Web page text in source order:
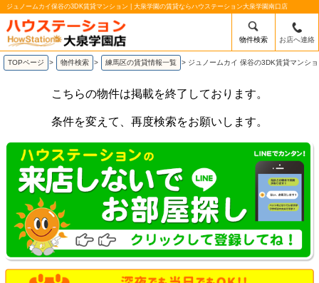
ジュノームカイ保谷の3DK賃貸マンション | 大泉学園の賃貸ならハウステーション大泉学園南口店
物件検索 お店へ連絡
TOPページ > 物件検索 > 練馬区の賃貸情報一覧 > ジュノームカイ 保谷の3DK賃貸マンシ
こちらの物件は掲載を終了しております。
条件を変えて、再度検索をお願いします。